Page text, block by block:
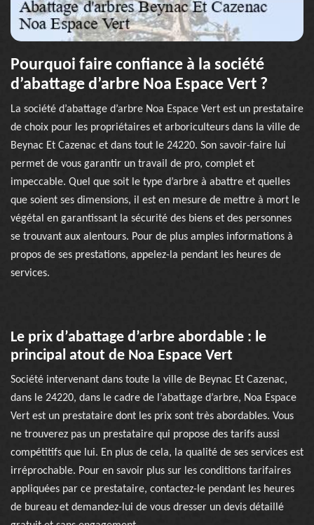
Pourquoi faire confiance à la société
d’abattage d’arbre Noa Espace Vert ?
La société d’abattage d’arbre Noa Espace Vert est un prestataire
de choix pour les propriétaires et arboriculteurs dans la ville de
Beynac Et Cazenac et dans tout le 24220. Son savoir-faire lui
permet de vous garantir un travail de pro, complet et
impeccable. Quel que soit le type d’arbre à abattre et quelles
que soient ses dimensions, il est en mesure de mettre à mort le
végétal en garantissant la sécurité des biens et des personnes
se trouvant aux alentours. Pour de plus amples informations à
propos de ses prestations, appelez-la pendant les heures de
services.
Le prix d’abattage d’arbre abordable : le
principal atout de Noa Espace Vert
Société intervenant dans toute la ville de Beynac Et Cazenac,
dans le 24220, dans le cadre de l’abattage d’arbre, Noa Espace
Vert est un prestataire dont les prix sont très abordables. Vous
ne trouverez pas un prestataire qui propose des tarifs aussi
compétitifs que lui. En plus de cela, la qualité de ses services est
irréprochable. Pour en savoir plus sur les conditions tarifaires
appliquées par ce prestataire, contactez-le pendant les heures
de bureau et demandez-lui de vous dresser un devis détaillé